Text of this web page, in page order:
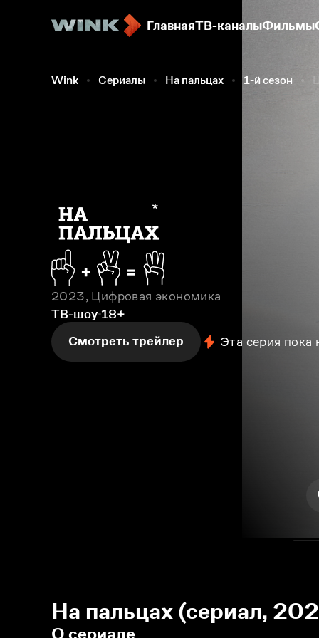
ГлавнаяТВ-каналыФильмы
Wink Сериалы На пальцах 1-й сезон
2023, Цифровая экономика
ТВ-шоу 18+
Смотреть трейлер
Эта серия пока
На пальцах (сериал,
О сериале